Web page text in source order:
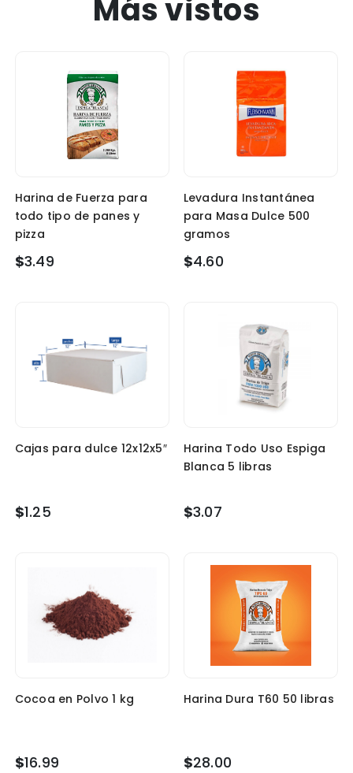
Más vistos
Harina de Fuerza para
todo tipo de panes y
pizza
$3.49
Levadura Instantánea
para Masa Dulce 500
gramos
$4.60
Cajas para dulce 12x12x5″
$1.25
Harina Todo Uso Espiga
Blanca 5 libras
$3.07
Cocoa en Polvo 1 kg
$16.99
Harina Dura T60 50 libras
$28.00